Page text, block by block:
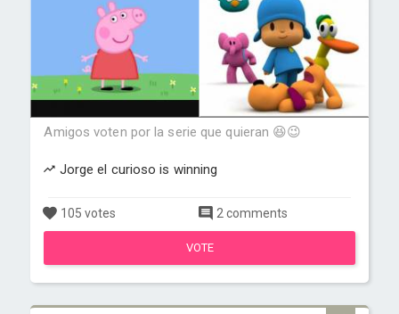
Amigos voten por la serie que quieran 😆😉
Jorge el curioso is winning
105 votes 2 comments
VOTE